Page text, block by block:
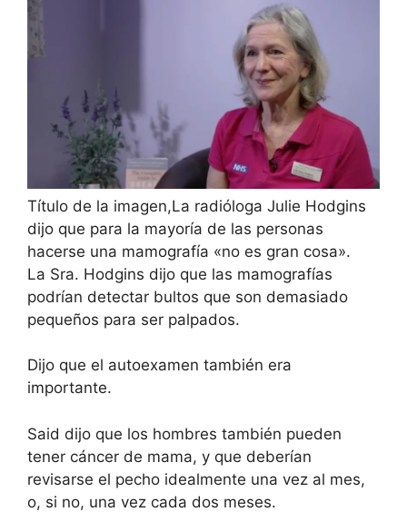
Título de la imagen,La radióloga Julie Hodgins
dijo que para la mayoría de las personas
hacerse una mamografía «no es gran cosa».
La Sra. Hodgins dijo que las mamografías
podrían detectar bultos que son demasiado
pequeños para ser palpados.
Dijo que el autoexamen también era
importante.
Said dijo que los hombres también pueden
tener cáncer de mama, y ​​que deberían
revisarse el pecho idealmente una vez al mes,
o, si no, una vez cada dos meses.